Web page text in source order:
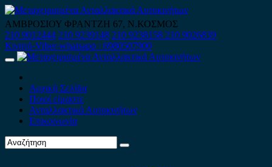
Skip
to
content
ΑΜΒΡΟΣΙΟΥ ΦΡΑΝΤΖΗ 67, Ν.ΚΟΣΜΟΣ
210 9012444 210 9239148 210 9238158 210 9026839
Κινητό-Viber-whatsapp : 6980507900
Primary
Αρχική Σελίδα
Ποιοί είμαστε
Ανταλλακτικά Αυτοκινήτων
Επικοινωνία